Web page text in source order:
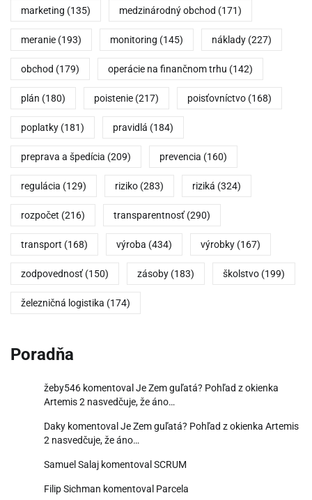
marketing (135) medzinárodný obchod (171)
meranie (193) monitoring (145) náklady (227)
obchod (179) operácie na finančnom trhu (142)
plán (180) poistenie (217) poisťovníctvo (168)
poplatky (181) pravidlá (184)
preprava a špedícia (209) prevencia (160)
regulácia (129) riziko (283) riziká (324)
rozpočet (216) transparentnosť (290)
transport (168) výroba (434) výrobky (167)
zodpovednosť (150) zásoby (183) školstvo (199)
železničná logistika (174)
Poradňa
žeby546 komentoval Je Zem guľatá? Pohľad z okienka
Artemis 2 nasvedčuje, že áno…
Daky komentoval Je Zem guľatá? Pohľad z okienka Artemis
2 nasvedčuje, že áno…
Samuel Salaj komentoval SCRUM
Filip Sichman komentoval Parcela